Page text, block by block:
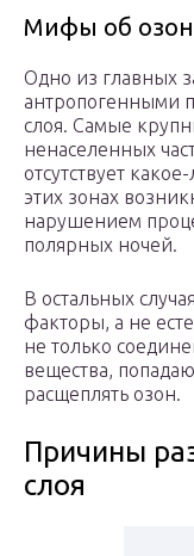
Мифы об
Одно из главных
антропогенными
слоя. Самые
ненаселенных
отсутствует
этих зонах
нарушением
полярных ночей.
В остальных
факторы, а не
не только
вещества,
расщеплять озон.
Причины
слоя